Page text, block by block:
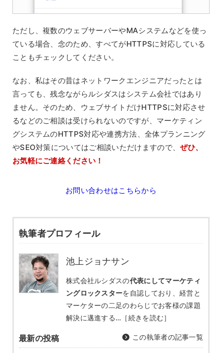
ただし、複数のウェブサーバーやMAシステムなどを使っ
ている場合、念のため、すべてがHTTPSに対応している
こともチェックしてください。
なお、私はその昔はネットワークエンジニアだったとは
言っても、残念ながらルシダスはシステム会社ではあり
ません。そのため、ウェブサイトだけHTTPSに対応させ
るなどのご相談は受けられないのですが、マーケティン
グシステムのHTTPS対応や連携方法、全体プランニング
やSEO対策についてはご相談いただけますので、ぜひ、
お気軽にご連絡ください！
お問い合わせはこちらから
執筆者プロフィール
池上ジョナサン
株式会社ルシダスの代表にしてマーケティ
ングロックスターを自認しており、経営と
マーケターの二足のわらじでお客様の課題
解決に邁進する… ［続きを読む］
最新の投稿 この執筆者の記事一覧